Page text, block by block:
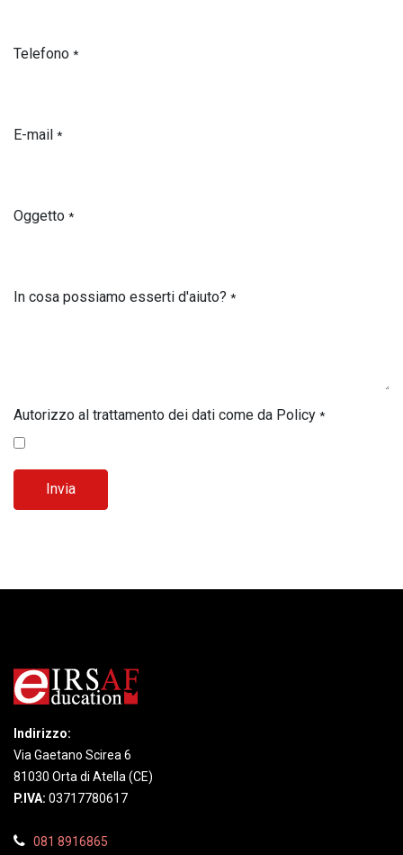
Telefono *
E-mail *
Oggetto *
In cosa possiamo esserti d'aiuto? *
Autorizzo al trattamento dei dati come da Policy *
Invia
Indirizzo:
Via Gaetano Scirea 6
81030 Orta di Atella (CE)
P.IVA: 03717780617
081 8916865